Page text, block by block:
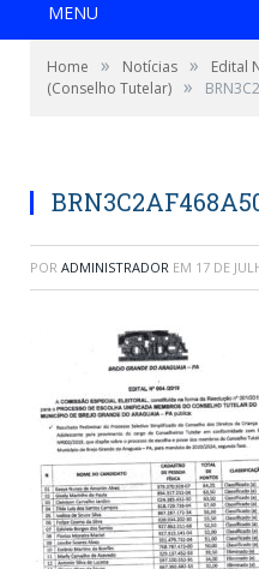
MENU
Home » Notícias »
Edital
(Conselho Tutelar) »
POR ADMINISTRADOR EM 17 DE